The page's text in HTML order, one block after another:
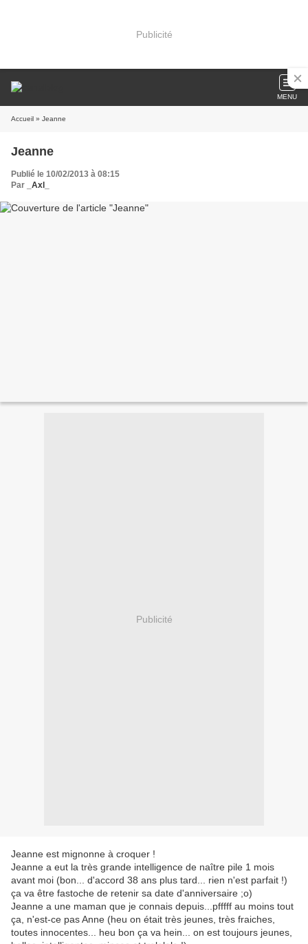
Publicité
MENU
Accueil » Jeanne
Jeanne
Publié le 10/02/2013 à 08:15
Par
_Axl_
Publicité
Jeanne est mignonne à croquer !
Jeanne a eut la très grande intelligence de naître pile 1 mois
avant moi (bon... d'accord 38 ans plus tard... rien n'est parfait !)
ça va être fastoche de retenir sa date d'anniversaire ;o)
Jeanne a une maman que je connais depuis...pfffff au moins tout
ça, n'est-ce pas Anne (heu on était très jeunes, très fraiches,
toutes innocentes... heu bon ça va hein... on est toujours jeunes,